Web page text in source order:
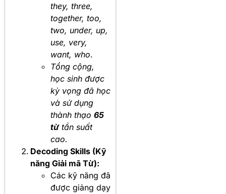
they, three,
together, too,
two, under, up,
use, very,
want, who.
Tổng cộng,
học sinh được
kỳ vọng đã học
và sử dụng
thành thạo 65
từtần suất
cao.
Decoding Skills (Kỹ
năng Giải mã Từ):
Các kỹ năng đã
được giảng dạy